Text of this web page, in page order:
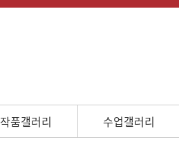
작품갤러리 수업갤러리